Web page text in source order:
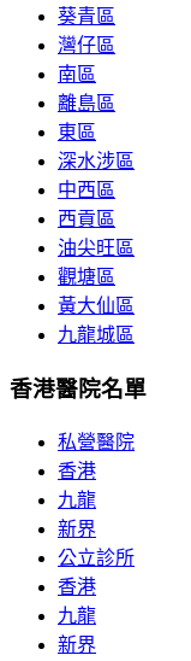
葵青區
灣仔區
南區
離島區
東區
深水涉區
中西區
西貢區
油尖旺區
觀塘區
黃大仙區
九龍城區
香港醫院名單
私營醫院
香港
九龍
新界
公立診所
香港
九龍
新界